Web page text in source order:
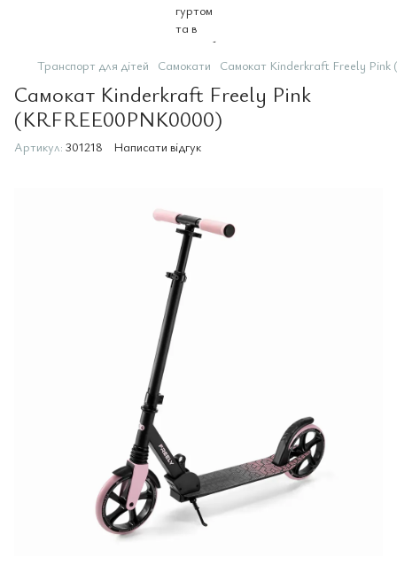
Транспорт для дітей Самокати Самокат Kinderkraft Freely
Самокат Kinderkraft Freely Pink
(KRFREE00PNK0000)
Артикул: 301218 Написати відгук